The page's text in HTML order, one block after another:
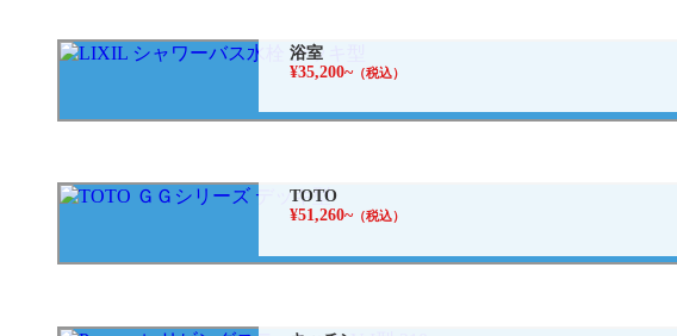
浴室
¥35,200~（税込）
TOTO
¥51,260~（税込）